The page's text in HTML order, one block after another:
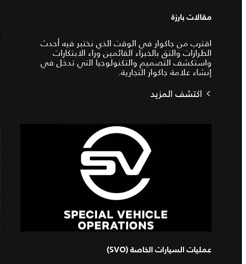
مقالات بارزة
اقترب من جاكوار في الوقت الذي نختبر فيه أحدث
الطرازات والتق بالخبراء القائمين وراء الابتكارات
واستكشف التصميم والتكنولوجيا التي تدخل في
إنشاء علامة جاكوار التجارية.
اكتشف المزيد
عمليات السيارات الخاصة (SVO)